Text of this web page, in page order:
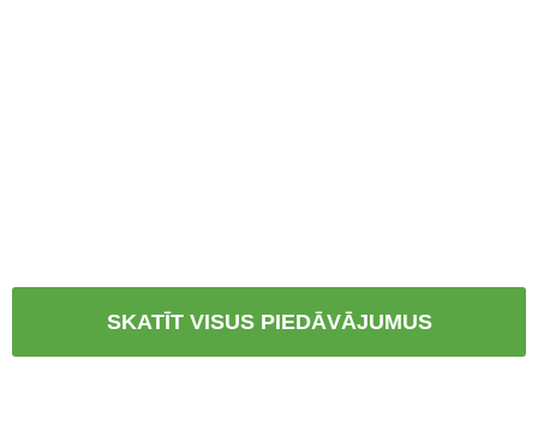
SKATĪT VISUS PIEDĀVĀJUMUS